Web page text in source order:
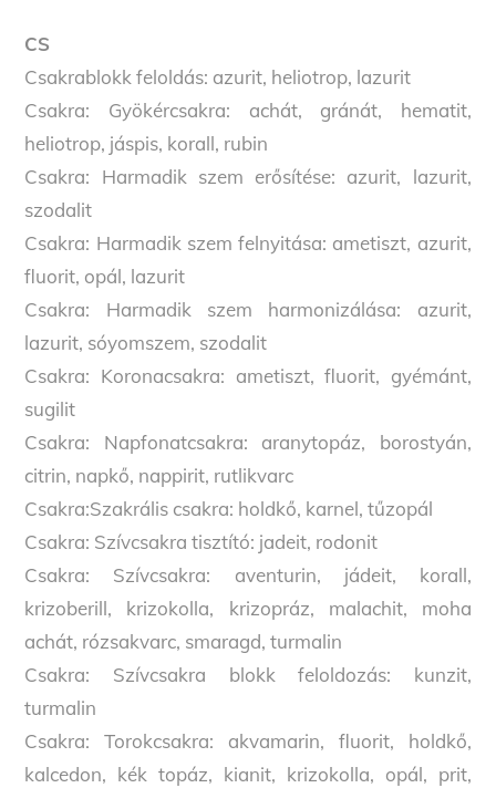
CS
Csakrablokk feloldás: azurit, heliotrop, lazurit
Csakra: Gyökércsakra: achát, gránát, hematit,
heliotrop, jáspis, korall, rubin
Csakra: Harmadik szem erősítése: azurit, lazurit,
szodalit
Csakra: Harmadik szem felnyitása: ametiszt, azurit,
fluorit, opál, lazurit
Csakra: Harmadik szem harmonizálása: azurit,
lazurit, sóyomszem, szodalit
Csakra: Koronacsakra: ametiszt, fluorit, gyémánt,
sugilit
Csakra: Napfonatcsakra: aranytopáz, borostyán,
citrin, napkő, nappirit, rutlikvarc
Csakra:Szakrális csakra: holdkő, karnel, tűzopál
Csakra: Szívcsakra tisztító: jadeit, rodonit
Csakra: Szívcsakra: aventurin, jádeit, korall,
krizoberill, krizokolla, krizopráz, malachit, moha
achát, rózsakvarc, smaragd, turmalin
Csakra: Szívcsakra blokk feloldozás: kunzit,
turmalin
Csakra: Torokcsakra: akvamarin, fluorit, holdkő,
kalcedon, kék topáz, kianit, krizokolla, opál, prit,